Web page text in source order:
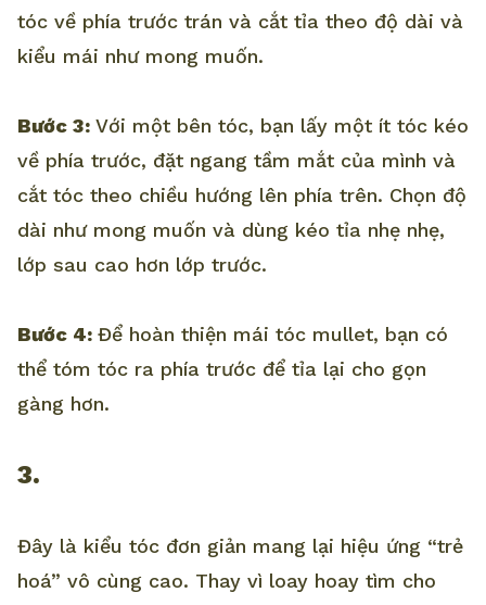
tóc về phía trước trán và cắt tỉa theo độ dài và
kiểu mái như mong muốn.
Bước 3: Với một bên tóc, bạn lấy một ít tóc kéo
về phía trước, đặt ngang tầm mắt của mình và
cắt tóc theo chiều hướng lên phía trên. Chọn độ
dài như mong muốn và dùng kéo tỉa nhẹ nhẹ,
lớp sau cao hơn lớp trước.
Bước 4: Để hoàn thiện mái tóc mullet, bạn có
thể tóm tóc ra phía trước để tỉa lại cho gọn
gàng hơn.
3.
Đây là kiểu tóc đơn giản mang lại hiệu ứng “trẻ
hoá” vô cùng cao. Thay vì loay hoay tìm cho